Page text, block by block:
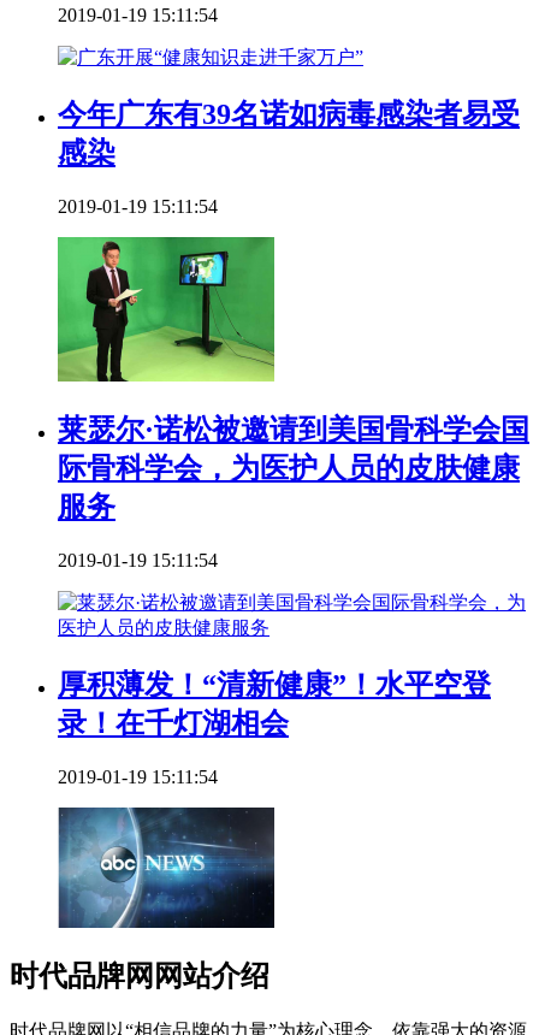
2019-01-19 15:11:54
今年广东有39名诺如病毒感染者易受
感染
2019-01-19 15:11:54
莱瑟尔·诺松被邀请到美国骨科学会国
际骨科学会，为医护人员的皮肤健康
服务
2019-01-19 15:11:54
厚积薄发！“清新健康”！水平空登
录！在千灯湖相会
2019-01-19 15:11:54
时代品牌网网站介绍
时代品牌网以“相信品牌的力量”为核心理念，依靠强大的资源